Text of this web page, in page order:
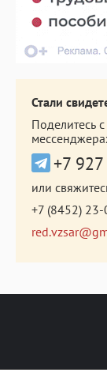
Стали
Поделитесь
+7
или
+7 (8452)